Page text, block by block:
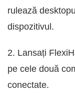
rulează
dispozitivul.
2. Lansați
pe cele două
conectate.